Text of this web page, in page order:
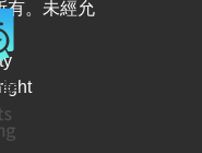
有。未經允